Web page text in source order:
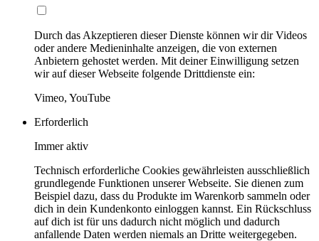
Durch das Akzeptieren dieser Dienste können wir dir Videos
oder andere Medieninhalte anzeigen, die von externen
Anbietern gehostet werden. Mit deiner Einwilligung setzen
wir auf dieser Webseite folgende Drittdienste ein:
Vimeo, YouTube
Erforderlich
Immer aktiv
Technisch erforderliche Cookies gewährleisten ausschließlich
grundlegende Funktionen unserer Webseite. Sie dienen zum
Beispiel dazu, dass du Produkte im Warenkorb sammeln oder
dich in dein Kundenkonto einloggen kannst. Ein Rückschluss
auf dich ist für uns dadurch nicht möglich und dadurch
anfallende Daten werden niemals an Dritte weitergegeben.